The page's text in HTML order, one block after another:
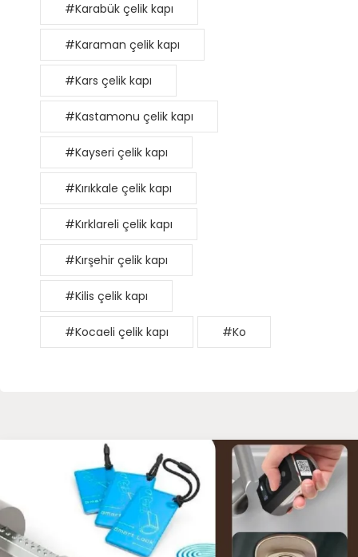
#Karabük çelik kapı
#Karaman çelik kapı
#Kars çelik kapı
#Kastamonu çelik kapı
#Kayseri çelik kapı
#Kırıkkale çelik kapı
#Kırklareli çelik kapı
#Kırşehir çelik kapı
#Kilis çelik kapı
#Kocaeli çelik kapı #Ko